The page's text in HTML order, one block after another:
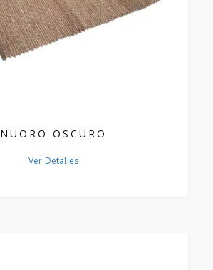
NUORO OSCURO
Ver Detalles